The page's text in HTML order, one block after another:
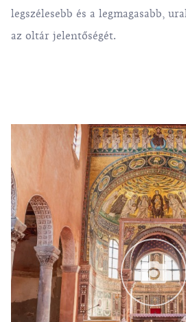
legszélesebb és a legmagasabb,
az oltár jelentőségét.